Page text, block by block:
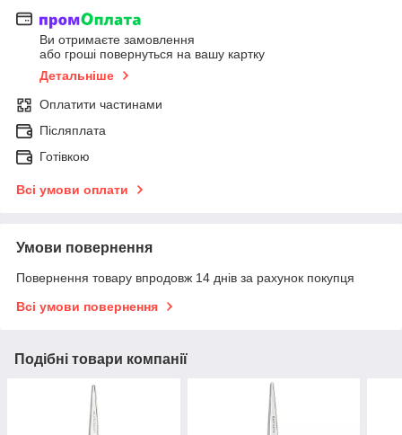
Ви отримаєте замовлення
або гроші повернуться на вашу картку
Детальніше
Оплатити частинами
Післяплата
Готівкою
Всі умови оплати
Умови повернення
Повернення товару впродовж 14 днів за рахунок покупця
Всі умови повернення
Подібні товари компанії